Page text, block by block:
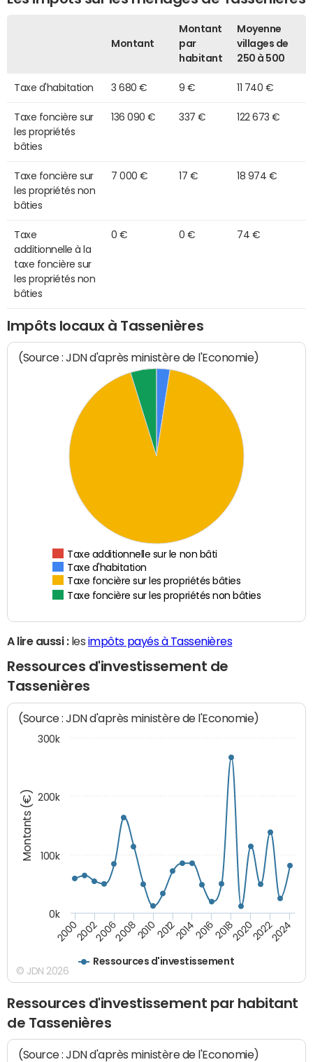
Montant
Montant
par
habitant
Moyenne
villages de
250 à 500
Taxe d'habitation 3 680 € 9 € 11 740 €
Taxe foncière sur
les propriétés
bâties
136 090 € 337 € 122 673 €
Taxe foncière sur
les propriétés non
bâties
7 000 € 17 € 18 974 €
Taxe
additionnelle à la
taxe foncière sur
les propriétés non
bâties
0 € 0 € 74 €
Impôts locaux à Tassenières
(Source : JDN d'après ministère de l'Economie)
Taxe additionnelle sur le non bâti
Taxe d'habitation
Taxe foncière sur les propriétés bâties
Taxe foncière sur les propriétés non bâties
A lire aussi :les impôts payés à Tassenières
Ressources d'investissement de
Tassenières
Montants (€)
(Source : JDN d'après ministère de l'Economie)
Ressources d'investissement
200020022006200820102012201420162018202020222024
0k
100k
200k
300k
© JDN 2026
Ressources d'investissement par habitant
de Tassenières
(Source : JDN d'après ministère de l'Economie)